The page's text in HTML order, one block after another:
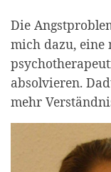
Die
mich dazu, eine
absolvieren.
mehr